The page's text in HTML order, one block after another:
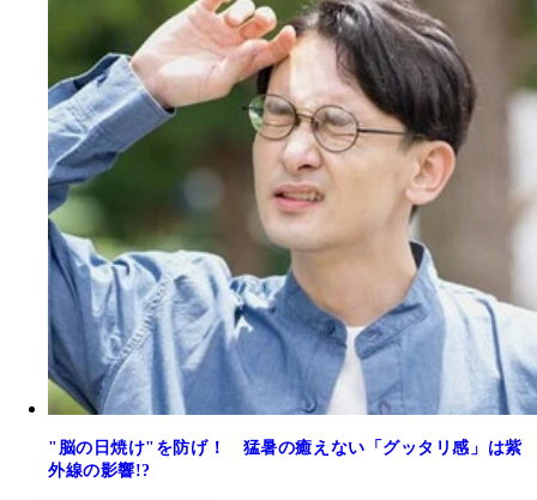
"脳の日焼け"を防げ！ 猛暑の癒えない「グッタリ感」は紫
外線の影響!?